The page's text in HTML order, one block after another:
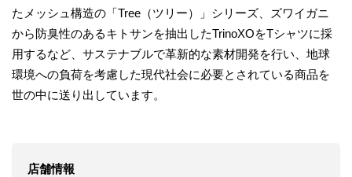
たメッシュ構造の「Tree（ツリー）」シリーズ、ズワイガニ
から防臭性のあるキトサンを抽出したTrinoXOをTシャツに採
用するなど、サステナブルで革新的な素材開発を行い、地球
環境への負荷を考慮した現代社会に必要とされている商品を
世の中に送り出しています。
店舗情報